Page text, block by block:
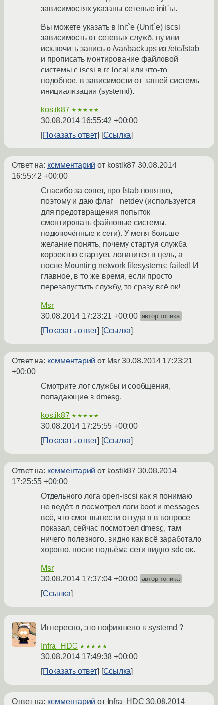
зависимостях указаны сетевые init`ы.
Вы можете указать в Init`е (Unit`е) iscsi
зависимость от сетевых служб, ну или
исключить запись о /var/backups из /etc/fstab
и прописать монтирование файловой
системы с iscsi в rc.local или что-то
подобное, в зависимости от вашей системы
инициализации (systemd).
kostik87 ★★★★★
30.08.2014 16:55:42 +00:00
Показать ответ
Ссылка
Ответ на: комментарий от kostik87 30.08.2014
16:55:42 +00:00
Спасибо за совет, про fstab понятно,
поэтому и даю флаг _netdev (используется
для предотвращения попыток
смонтировать файловые системы,
подключённые к сети). У меня больше
желание понять, почему стартуя служба
корректно стартует, логинится в цель, а
после Mounting network filesystems: failed! И
главное, в то же время, если просто
перезапустить службу, то сразу всё ок!
Msr
30.08.2014 17:23:21 +00:00 автор топика
Показать ответ Ссылка
Ответ на: комментарий от Msr 30.08.2014 17:23:21
+00:00
Смотрите лог службы и сообщения,
попадающие в dmesg.
kostik87 ★★★★★
30.08.2014 17:25:55 +00:00
Показать ответ
Ссылка
Ответ на: комментарий от kostik87 30.08.2014
17:25:55 +00:00
Отдельного лога open-iscsi как я понимаю
не ведёт, я посмотрел логи boot и messages,
всё, что смог вынести оттуда я в вопросе
показал, сейчас посмотрел dmesg, там
ничего полезного, видно как всё заработало
хорошо, после подъёма сети видно sdc ок.
Msr
30.08.2014 17:37:04 +00:00 автор топика
Ссылка
Интересно, это пофикшено в systemd ?
Infra_HDC ★★★★★
30.08.2014 17:49:38 +00:00
Показать ответ
Ссылка
Ответ на: комментарий от Infra_HDC 30.08.2014